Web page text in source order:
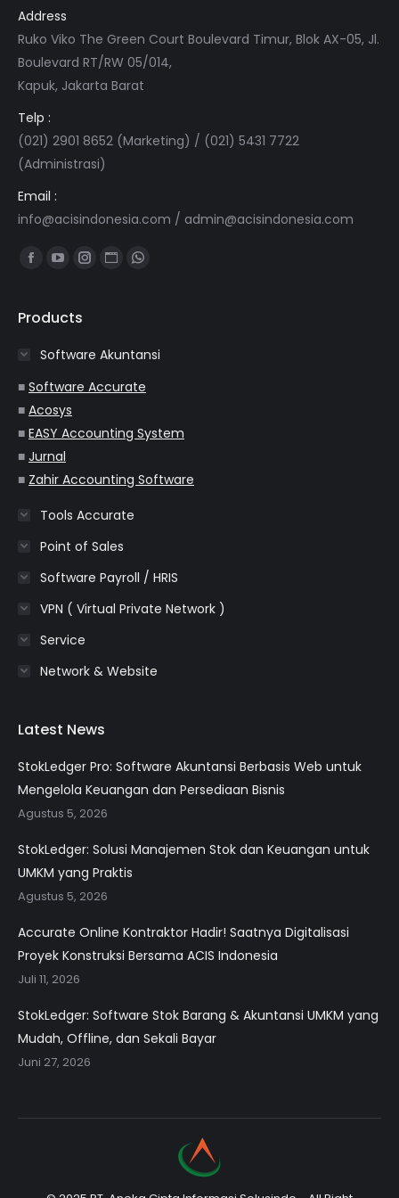
Address
Ruko Viko The Green Court Boulevard Timur, Blok AX-05, Jl.
Boulevard RT/RW 05/014,
Kapuk, Jakarta Barat
Telp :
(021) 2901 8652 (Marketing) / (021) 5431 7722
(Administrasi)
Email :
info@acisindonesia.com / admin@acisindonesia.com
Find us on:
Facebook
opens
new
window
YouTube
opens
new
window
Instagram
new
window
Website
new
window
Whatsapp
new
window
Products
Software Akuntansi
■ Software Accurate
■ Acosys
■ EASY Accounting System
■ Jurnal
■ Zahir Accounting Software
Tools Accurate
Point of Sales
Software Payroll / HRIS
VPN ( Virtual Private Network )
Service
Network & Website
Latest News
StokLedger Pro: Software Akuntansi Berbasis Web untuk
Mengelola Keuangan dan Persediaan Bisnis
Agustus 5, 2026
StokLedger: Solusi Manajemen Stok dan Keuangan untuk
UMKM yang Praktis
Agustus 5, 2026
Accurate Online Kontraktor Hadir! Saatnya Digitalisasi
Proyek Konstruksi Bersama ACIS Indonesia
Juli 11, 2026
StokLedger: Software Stok Barang & Akuntansi UMKM yang
Mudah, Offline, dan Sekali Bayar
Juni 27, 2026